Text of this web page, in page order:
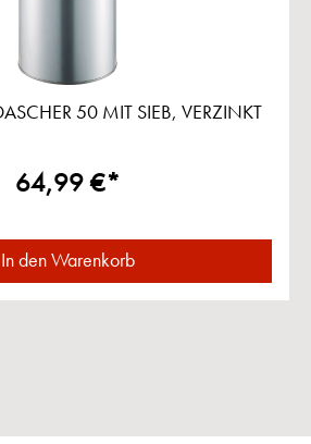
50 MIT SIEB, VERZINKT
64,99 €*
In den Warenkorb